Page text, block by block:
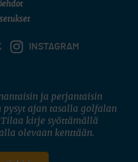
INSTAGRAM
ja perjantaisin
ajan tasalla golfalan
kirje syöttämällä
olevaan kenttään.